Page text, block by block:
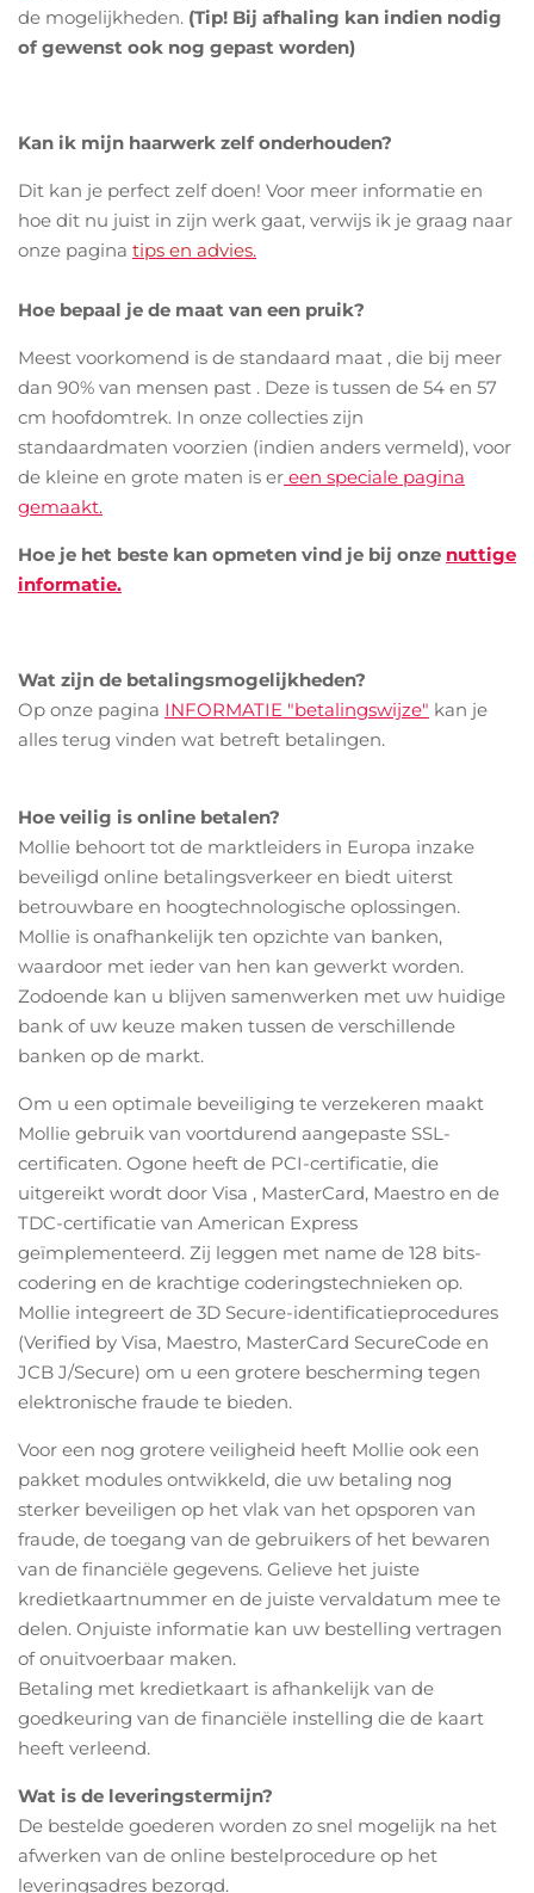
de mogelijkheden. (Tip! Bij afhaling kan indien nodig
of gewenst ook nog gepast worden)
Kan ik mijn haarwerk zelf onderhouden?
Dit kan je perfect zelf doen! Voor meer informatie en
hoe dit nu juist in zijn werk gaat, verwijs ik je graag naar
onze pagina tips en advies.
Hoe bepaal je de maat van een pruik?
Meest voorkomend is de standaard maat , die bij meer
dan 90% van mensen past . Deze is tussen de 54 en 57
cm hoofdomtrek. In onze collecties zijn
standaardmaten voorzien (indien anders vermeld), voor
de kleine en grote maten is er een speciale pagina
gemaakt.
Hoe je het beste kan opmeten vind je bij onze nuttige
informatie.
Wat zijn de betalingsmogelijkheden?
Op onze pagina INFORMATIE "betalingswijze" kan je
alles terug vinden wat betreft betalingen.
Hoe veilig is online betalen?
Mollie behoort tot de marktleiders in Europa inzake
beveiligd online betalingsverkeer en biedt uiterst
betrouwbare en hoogtechnologische oplossingen.
Mollie is onafhankelijk ten opzichte van banken,
waardoor met ieder van hen kan gewerkt worden.
Zodoende kan u blijven samenwerken met uw huidige
bank of uw keuze maken tussen de verschillende
banken op de markt.
Om u een optimale beveiliging te verzekeren maakt
Mollie gebruik van voortdurend aangepaste SSL-
certificaten. Ogone heeft de PCI-certificatie, die
uitgereikt wordt door Visa , MasterCard, Maestro en de
TDC-certificatie van American Express
geïmplementeerd. Zij leggen met name de 128 bits-
codering en de krachtige coderingstechnieken op.
Mollie integreert de 3D Secure-identificatieprocedures
(Verified by Visa, Maestro, MasterCard SecureCode en
JCB J/Secure) om u een grotere bescherming tegen
elektronische fraude te bieden.
Voor een nog grotere veiligheid heeft Mollie ook een
pakket modules ontwikkeld, die uw betaling nog
sterker beveiligen op het vlak van het opsporen van
fraude, de toegang van de gebruikers of het bewaren
van de financiële gegevens. Gelieve het juiste
kredietkaartnummer en de juiste vervaldatum mee te
delen. Onjuiste informatie kan uw bestelling vertragen
of onuitvoerbaar maken.
Betaling met kredietkaart is afhankelijk van de
goedkeuring van de financiële instelling die de kaart
heeft verleend.
Wat is de leveringstermijn?
De bestelde goederen worden zo snel mogelijk na het
afwerken van de online bestelprocedure op het
leveringsadres bezorgd.